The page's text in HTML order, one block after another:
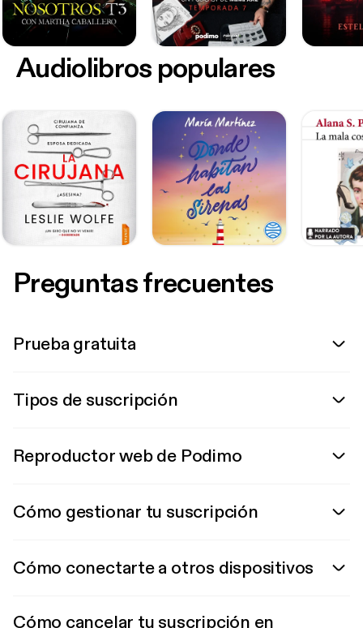
Audiolibros populares
Preguntas frecuentes
Prueba gratuita
Tipos de suscripción
Reproductor web de Podimo
Cómo gestionar tu suscripción
Cómo conectarte a otros dispositivos
Cómo cancelar tu suscripción en